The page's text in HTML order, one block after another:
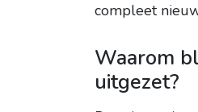
compleet
Waarom
uitgezet?